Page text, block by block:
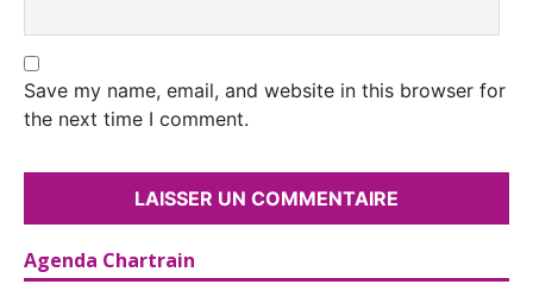
Save my name, email, and website in this browser for
the next time I comment.
Agenda Chartrain